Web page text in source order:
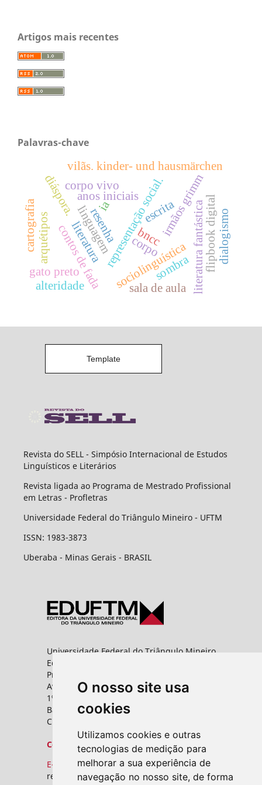
O nosso site usa
cookies
Utilizamos cookies e outras
tecnologias de medição para
melhorar a sua experiência de
navegação no nosso site, de forma
Artigos mais recentes
Palavras-chave
literatura corpo
linguagem irmãos grimm
contos de fada literatura fantástica
vilãs. kinder- und hausmärchen
representação social.
anos iniciais
corpo vivo
sociolinguística
resenha
diáspora.
gato preto sombra
arquétipos flipbook digitaldialogismo
alteridade
bncc
cartografia escrita
ia
sala de aula
Template
Revista do SELL - Simpósio Internacional de Estudos
Linguísticos e Literários
Revista ligada ao Programa de Mestrado Profissional
em Letras - Profletras
Universidade Federal do Triângulo Mineiro - UFTM
ISSN: 1983-3873
Uberaba - Minas Gerais - BRASIL
Universidade Federal do Triângulo Mineiro
Editora UFTM
Prédio da Reitoria
Av. Frei Paulino, nº 30,
1º andar - Sala 8 PROPPG
Bairro Abadia
CEP: 38025-180 - Uberaba - MG
Contato
E-mail:
revistas.seer@uftm.edu.br